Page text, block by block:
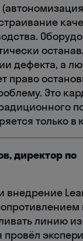
дефекта, а
право
Это
только в
директор по
внедрение
линию
провёл